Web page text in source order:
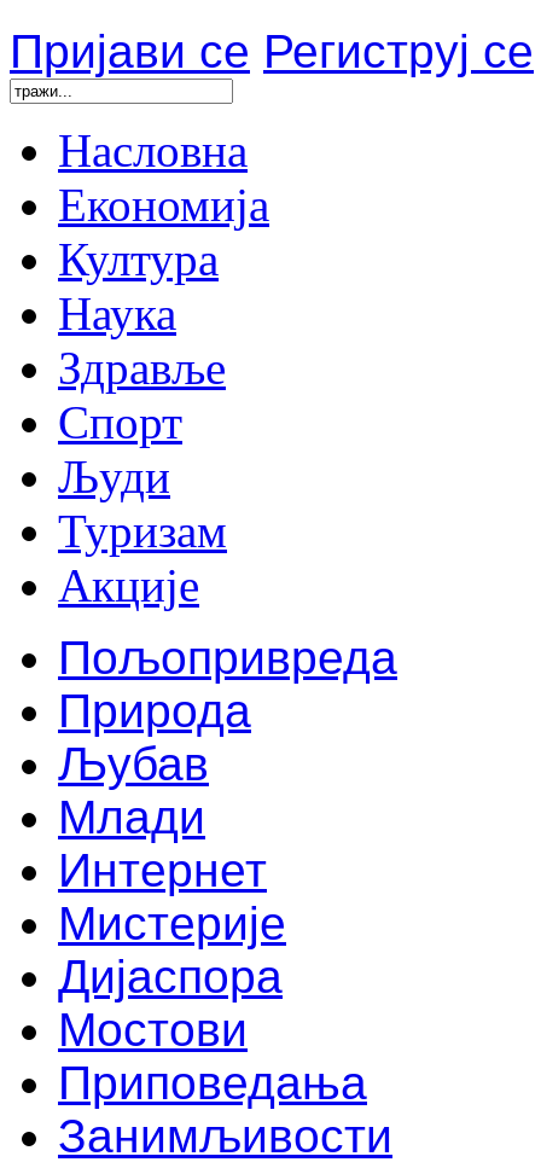
Пријави се Региструј се
Насловна
Економија
Култура
Наука
Здравље
Спорт
Људи
Туризам
Акције
Пољопривреда
Природа
Љубав
Млади
Интернет
Мистерије
Дијаспора
Мостови
Приповедања
Занимљивости